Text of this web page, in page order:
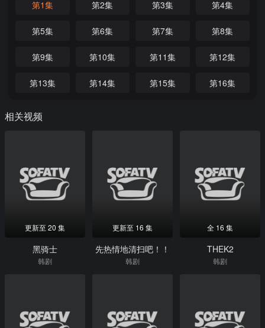
第1集 第2集 第3集 第4集
第5集 第6集 第7集 第8集
第9集 第10集 第11集 第12集
第13集 第14集 第15集 第16集
相关视频
更新至 20 集
黑骑士
韩剧
更新至 16 集
先热情地清扫吧！！
韩剧
全 16 集
THEK2
韩剧